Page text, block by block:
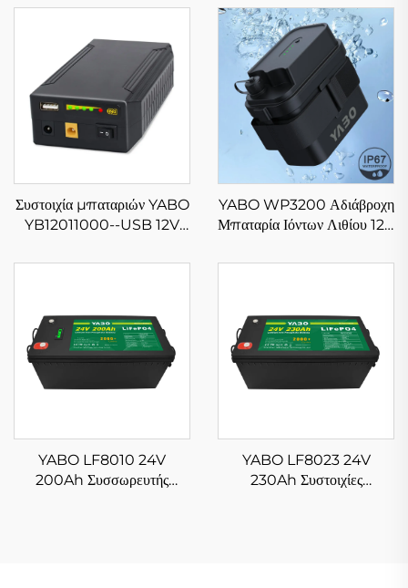
Συστοιχία μπαταριών YABO
YB12011000--USB 12V
εξόδου DC 5V/9V/12V και
YABO WP3200 Αδιάβροχη
Μπαταρία Ιόντων Λιθίου 12V
Συσσωρευτής Μπαταριών Li-
YABO LF8010 24V
200Ah Συσσωρευτής
YABO LF8023 24V
230Ah Συστοιχίες